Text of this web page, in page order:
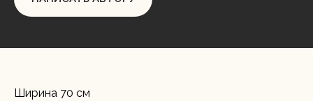
Ширина 70 см